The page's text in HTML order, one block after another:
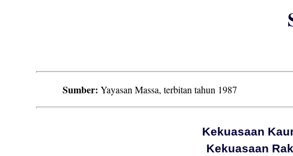
Sumber: Yayasan Massa, terbitan tahun 1987
Kekuasaan
Kekuasaan